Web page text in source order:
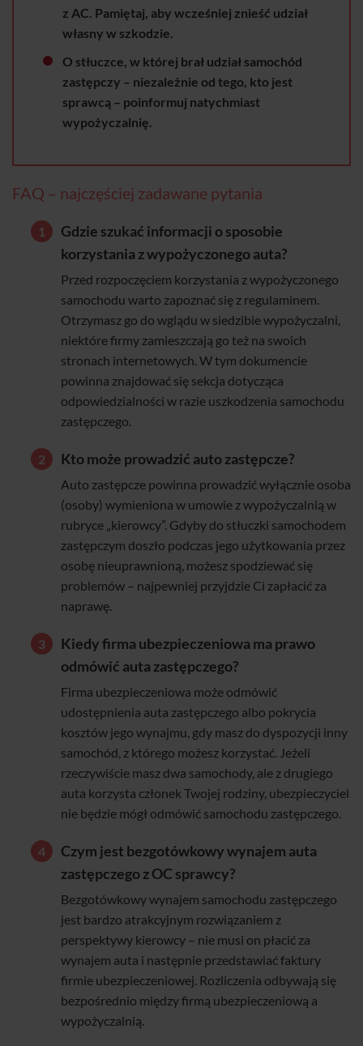
z AC. Pamiętaj, aby wcześniej znieść udział
własny w szkodzie.
O stłuczce, w której brał udział samochód
zastępczy – niezależnie od tego, kto jest
sprawcą – poinformuj natychmiast
wypożyczalnię.
FAQ – najczęściej zadawane pytania
Gdzie szukać informacji o sposobie
korzystania z wypożyczonego auta?
Przed rozpoczęciem korzystania z wypożyczonego
samochodu warto zapoznać się z regulaminem.
Otrzymasz go do wglądu w siedzibie wypożyczalni,
niektóre firmy zamieszczają go też na swoich
stronach internetowych. W tym dokumencie
powinna znajdować się sekcja dotycząca
odpowiedzialności w razie uszkodzenia samochodu
zastępczego.
Kto może prowadzić auto zastępcze?
Auto zastępcze powinna prowadzić wyłącznie osoba
(osoby) wymieniona w umowie z wypożyczalnią w
rubryce „kierowcy”. Gdyby do stłuczki samochodem
zastępczym doszło podczas jego użytkowania przez
osobę nieuprawnioną, możesz spodziewać się
problemów – najpewniej przyjdzie Ci zapłacić za
naprawę.
Kiedy firma ubezpieczeniowa ma prawo
odmówić auta zastępczego?
Firma ubezpieczeniowa może odmówić
udostępnienia auta zastępczego albo pokrycia
kosztów jego wynajmu, gdy masz do dyspozycji inny
samochód, z którego możesz korzystać. Jeżeli
rzeczywiście masz dwa samochody, ale z drugiego
auta korzysta członek Twojej rodziny, ubezpieczyciel
nie będzie mógł odmówić samochodu zastępczego.
Czym jest bezgotówkowy wynajem auta
zastępczego z OC sprawcy?
Bezgotówkowy wynajem samochodu zastępczego
jest bardzo atrakcyjnym rozwiązaniem z
perspektywy kierowcy – nie musi on płacić za
wynajem auta i następnie przedstawiać faktury
firmie ubezpieczeniowej. Rozliczenia odbywają się
bezpośrednio między firmą ubezpieczeniową a
wypożyczalnią.